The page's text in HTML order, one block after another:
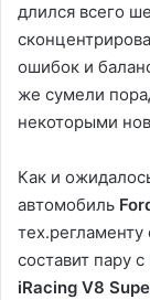
длился всего
ошибок и
же сумели
некоторыми
Как и
автомобиль
составит пару с
iRacing V8